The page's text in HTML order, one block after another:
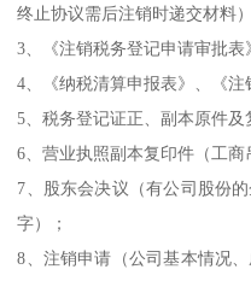
终止协议需后注销时递交材料）
3、《注销税务登记申请审批表
4、《纳税清算申报表》、《注
5、税务登记证正、副本原件及
6、营业执照副本复印件（工商
7、股东会决议（有公司股份
字）；
8、注销申请（公司基本情况